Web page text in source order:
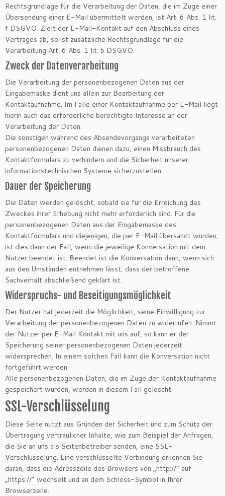
Rechtsgrundlage für die Verarbeitung der Daten, die im Zuge einer
Übersendung einer E-Mail übermittelt werden, ist Art. 6 Abs. 1 lit.
f DSGVO. Zielt der E-Mail-Kontakt auf den Abschluss eines
Vertrages ab, so ist zusätzliche Rechtsgrundlage für die
Verarbeitung Art. 6 Abs. 1 lit. b DSGVO.
Zweck der Datenverarbeitung
Die Verarbeitung der personenbezogenen Daten aus der
Eingabemaske dient uns allein zur Bearbeitung der
Kontaktaufnahme. Im Falle einer Kontaktaufnahme per E-Mail liegt
hierin auch das erforderliche berechtigte Interesse an der
Verarbeitung der Daten.
Die sonstigen während des Absendevorgangs verarbeiteten
personenbezogenen Daten dienen dazu, einen Missbrauch des
Kontaktformulars zu verhindern und die Sicherheit unserer
informationstechnischen Systeme sicherzustellen.
Dauer der Speicherung
Die Daten werden gelöscht, sobald sie für die Erreichung des
Zweckes ihrer Erhebung nicht mehr erforderlich sind. Für die
personenbezogenen Daten aus der Eingabemaske des
Kontaktformulars und diejenigen, die per E-Mail übersandt wurden,
ist dies dann der Fall, wenn die jeweilige Konversation mit dem
Nutzer beendet ist. Beendet ist die Konversation dann, wenn sich
aus den Umständen entnehmen lässt, dass der betroffene
Sachverhalt abschließend geklärt ist.
Widerspruchs- und Beseitigungsmöglichkeit
Der Nutzer hat jederzeit die Möglichkeit, seine Einwilligung zur
Verarbeitung der personenbezogenen Daten zu widerrufen. Nimmt
der Nutzer per E-Mail Kontakt mit uns auf, so kann er der
Speicherung seiner personenbezogenen Daten jederzeit
widersprechen. In einem solchen Fall kann die Konversation nicht
fortgeführt werden.
Alle personenbezogenen Daten, die im Zuge der Kontaktaufnahme
gespeichert wurden, werden in diesem Fall gelöscht.
SSL-Verschlüsselung
Diese Seite nutzt aus Gründen der Sicherheit und zum Schutz der
Übertragung vertraulicher Inhalte, wie zum Beispiel der Anfragen,
die Sie an uns als Seitenbetreiber senden, eine SSL-
Verschlüsselung. Eine verschlüsselte Verbindung erkennen Sie
daran, dass die Adresszeile des Browsers von „http://“ auf
„https://“ wechselt und an dem Schloss-Symbol in Ihrer
Browserzeile.